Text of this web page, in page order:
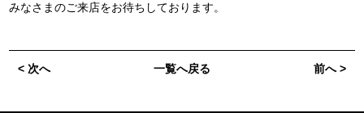
みなさまのご来店をお待ちしております。
< 次へ 前へ >
一覧へ戻る